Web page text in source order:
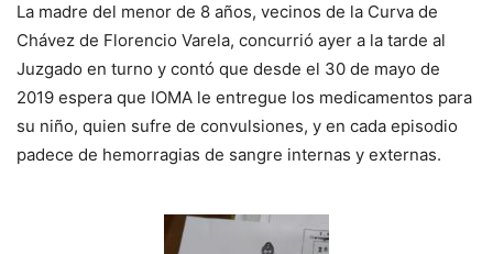
La madre del menor de 8 años, vecinos de la Curva de
Chávez de Florencio Varela, concurrió ayer a la tarde al
Juzgado en turno y contó que desde el 30 de mayo de
2019 espera que IOMA le entregue los medicamentos para
su niño, quien sufre de convulsiones, y en cada episodio
padece de hemorragias de sangre internas y externas.